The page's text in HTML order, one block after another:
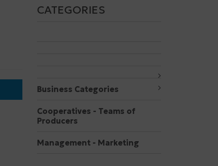
CATEGORIES
Business Categories
Cooperatives - Teams of
Producers
Μanagement - Marketing